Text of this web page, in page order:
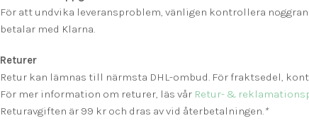
För att undvika leveransproblem, vänligen kontrollera
betalar med Klarna.
Returer
Retur kan lämnas till närmsta DHL-ombud. För fraktsedel,
För mer information om returer, läs vår Retur- &
Returavgiften är 99 kr och dras av vid återbetalningen.*